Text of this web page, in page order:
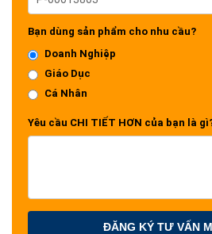
Bạn dùng sản phẩm cho nhu cầu?
Doanh Nghiệp
Giáo Dục
Cá Nhân
Yêu cầu CHI TIẾT HƠN của bạn là
ĐĂNG KÝ TƯ VẤN